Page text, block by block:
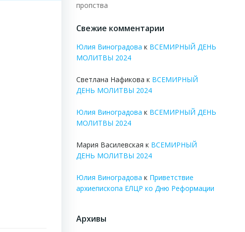
пропства
Свежие комментарии
Юлия Виноградова к ВСЕМИРНЫЙ ДЕНЬ
МОЛИТВЫ 2024
Светлана Нафикова к ВСЕМИРНЫЙ
ДЕНЬ МОЛИТВЫ 2024
Юлия Виноградова к ВСЕМИРНЫЙ ДЕНЬ
МОЛИТВЫ 2024
Мария Василевская к ВСЕМИРНЫЙ
ДЕНЬ МОЛИТВЫ 2024
Юлия Виноградова к Приветствие
архиепископа ЕЛЦР ко Дню Реформации
Архивы